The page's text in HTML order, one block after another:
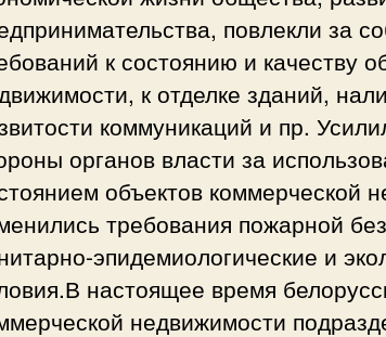
повлекли за
к состоянию и качеству
к отделке зданий,
коммуникаций и пр.
органов власти за
объектов коммерческой
требования пожарной
эпидемиологические и
настоящее время
недвижимости